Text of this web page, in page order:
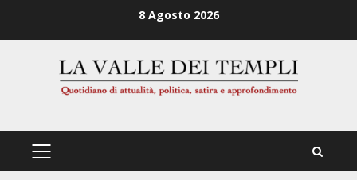
8 Agosto 2026
PRIMÄRES